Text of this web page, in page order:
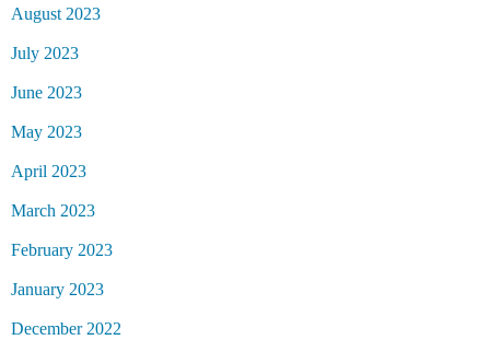
August 2023
July 2023
June 2023
May 2023
April 2023
March 2023
February 2023
January 2023
December 2022